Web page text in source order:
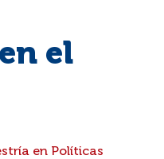
el
en Políticas